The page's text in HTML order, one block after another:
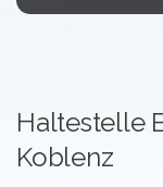
Haltestelle
Koblenz